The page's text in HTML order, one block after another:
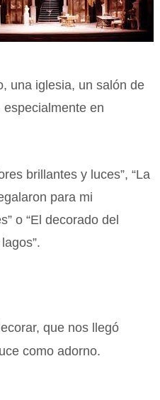
una iglesia, un salón de
en
brillantes y luces”, “La
para mi
o “El decorado del
que nos llegó
como adorno.